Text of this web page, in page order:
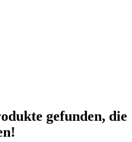
gefunden, die